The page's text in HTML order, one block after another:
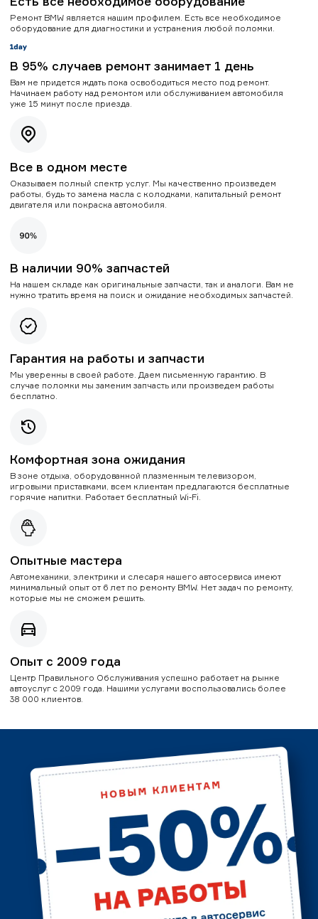
Ремонт BMW является нашим профилем. Есть все необходимое
оборудование для диагностики и устранения любой поломки.
В 95% случаев ремонт занимает 1 день
Вам не придется ждать пока освободиться место под ремонт.
Начинаем работу над ремонтом или обслуживанием автомобиля
уже 15 минут после приезда.
Все в одном месте
Оказываем полный спектр услуг. Мы качественно произведем
работы, будь то замена масла с колодками, капитальный ремонт
двигателя или покраска автомобиля.
В наличии 90% запчастей
На нашем складе как оригинальные запчасти, так и аналоги. Вам не
нужно тратить время на поиск и ожидание необходимых запчастей.
Гарантия на работы и запчасти
Мы уверенны в своей работе. Даем письменную гарантию. В
случае поломки мы заменим запчасть или произведем работы
бесплатно.
Комфортная зона ожидания
В зоне отдыха, оборудованной плазменным телевизором,
игровыми приставками, всем клиентам предлагаются бесплатные
горячие напитки. Работает бесплатный Wi-Fi.
Опытные мастера
Автомеханики, электрики и слесаря нашего автосервиса имеют
минимальный опыт от 6 лет по ремонту BMW. Нет задач по ремонту,
которые мы не сможем решить.
Опыт с 2009 года
Центр Правильного Обслуживания успешно работает на рынке
автоуслуг с 2009 года. Нашими услугами воспользовались более
38 000 клиентов.